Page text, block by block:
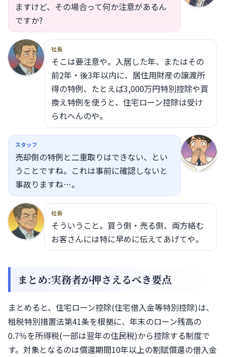
ますけど、その場合って何か注意があるん
ですか?
社長
そこは要注意や。入居した年、またはその
前2年・後3年以内に、居住用財産の譲渡所
得の特例、たとえば3,000万円特別控除や買
換え特例を使うと、住宅ローン控除は受け
られへんのや。
スタッフ
売却側の特例と二重取りはできない、とい
うことですね。これは事前に確認しないと
事故りますね…。
社長
そういうこと。買う側・売る側、両方絡む
お客さんには特に早めに伝えてあげてや。
まとめ:実務者が押さえるべき要点
まとめると、住宅ローン控除(住宅借入金等特別控除)は、
租税特別措置法第41条を根拠に、年末のローン残高の
0.7％を所得税(一部は翌年の住民税)から控除する制度で
す。対象となるのは償還期間10年以上の割賦償還の借入金